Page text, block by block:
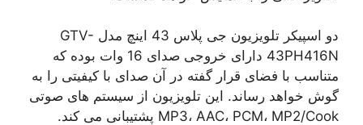
دو اسپیکر تلویزیون جی پلاس 43 اینچ مدل GTV-
43PH416N دارای خروجی صدای 16 وات بوده که
متناسب با فضای قرار گفته در آن صدای با کیفیتی را به
گوش خواهد رساند. این تلویزیون از سیستم های صوتی
MP3، AAC، PCM، MP2/Cook پشتیبانی می کند.